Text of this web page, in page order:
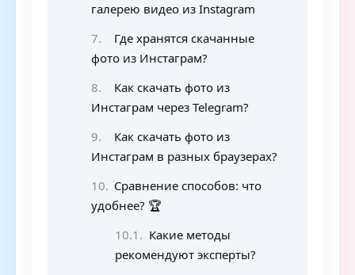
галерею видео из Instagram
Где хранятся скачанные
фото из Инстаграм?
Как скачать фото из
Инстаграм через Telegram?
Как скачать фото из
Инстаграм в разных браузерах?
Сравнение способов: что
удобнее? 🏆
Какие методы
рекомендуют эксперты?